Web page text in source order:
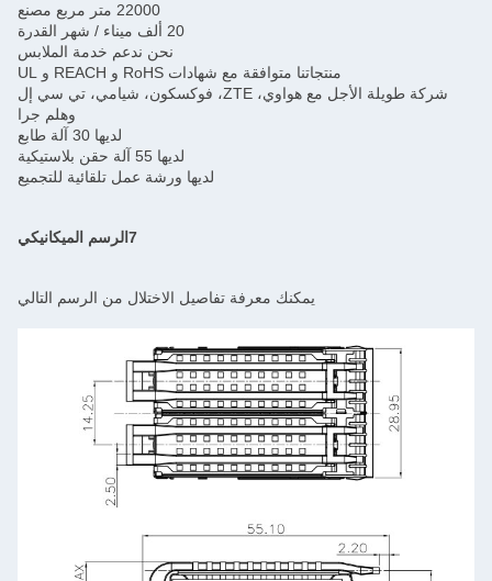
22000 متر مربع مصنع
20 ألف ميناء / شهر القدرة
نحن ندعم خدمة الملابس
منتجاتنا متوافقة مع شهادات RoHS و REACH و UL
شركة طويلة الأجل مع هواوي، ZTE، فوكسكون، شيامي، تي سي إل
وهلم جرا
لديها 30 آلة طابع
لديها 55 آلة حقن بلاستيكية
لديها ورشة عمل تلقائية للتجميع
7الرسم الميكانيكي
يمكنك معرفة تفاصيل الاختلال من الرسم التالي